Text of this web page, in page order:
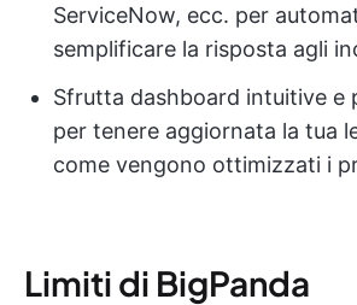
ServiceNow, ecc. per
semplificare la risposta agli
Sfrutta dashboard intuitive e
per tenere aggiornata la tua
come vengono ottimizzati i
Limiti di BigPanda